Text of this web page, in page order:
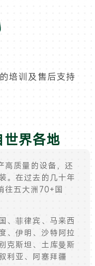
培训及售后支持
界各地
高质量的设备，还
。在过去的几十年
往五大洲70+国
、菲律宾、马来西
、伊明、沙特阿拉
克斯坦、土库曼斯
利亚、阿塞拜疆